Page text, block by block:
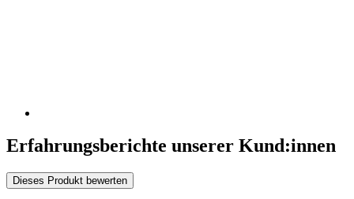
Erfahrungsberichte unserer Kund:innen
Dieses Produkt bewerten